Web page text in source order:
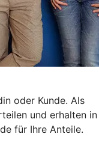
oder Kunde. Als
und erhalten in
für Ihre Anteile.